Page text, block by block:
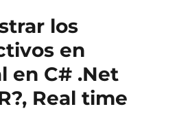
los
en
en C# .Net
Real time